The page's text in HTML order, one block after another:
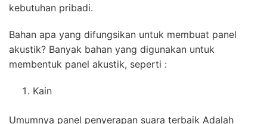
kebutuhan pribadi.
Bahan apa yang difungsikan untuk membuat panel
akustik? Banyak bahan yang digunakan untuk
membentuk panel akustik, seperti :
Kain
Umumnya panel penyerapan suara terbaik Adalah